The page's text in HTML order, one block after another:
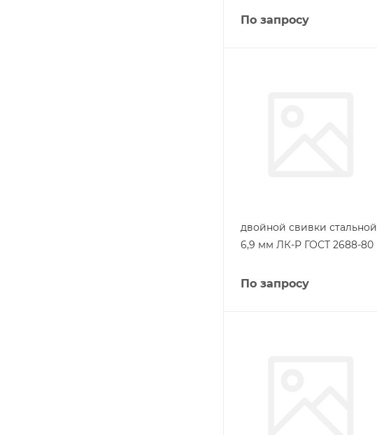
По запросу
двойной свивки стальной
6,9 мм ЛК-Р ГОСТ 2688-80
По запросу